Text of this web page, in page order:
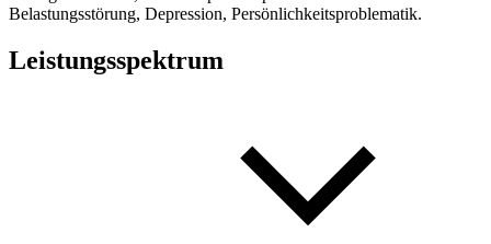
Belastungsstörung, Depression, Persönlichkeitsproblematik.
Leistungsspektrum